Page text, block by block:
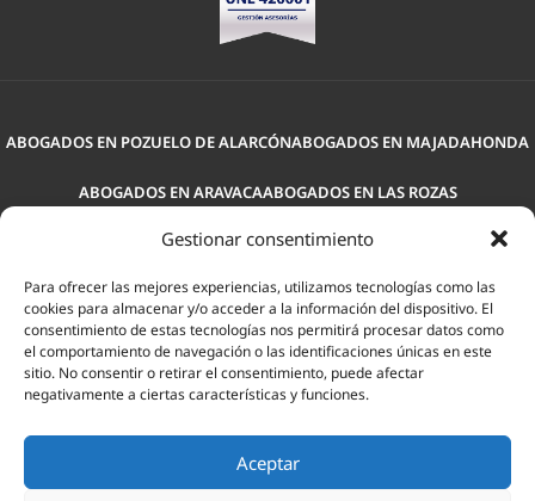
Gestionar consentimiento
Para ofrecer las mejores experiencias, utilizamos tecnologías como las
cookies para almacenar y/o acceder a la información del dispositivo. El
consentimiento de estas tecnologías nos permitirá procesar datos como
el comportamiento de navegación o las identificaciones únicas en este
sitio. No consentir o retirar el consentimiento, puede afectar
negativamente a ciertas características y funciones.
Aceptar
ABOGADOS EN POZUELO DE ALARCÓNABOGADOS EN MAJADAHONDA
ABOGADOS EN ARAVACAABOGADOS EN LAS ROZAS
ASESORÍA FISCAL POZUELO DE ALARCÓN
ASESORÍA FISCAL MAJADAHONDAASESORÍA FISCAL ARAVACA
ASESORÍA FISCAL LAS ROZAS GESTORÍA EN POZUELO DE ALARCÓN
GESTORÍA MAJADAHONDAGESTORÍA EN ARAVACA MADRID
ASESORÍA LABORAL MAJADAHONDAASESORÍA LABORAL ARAVACA